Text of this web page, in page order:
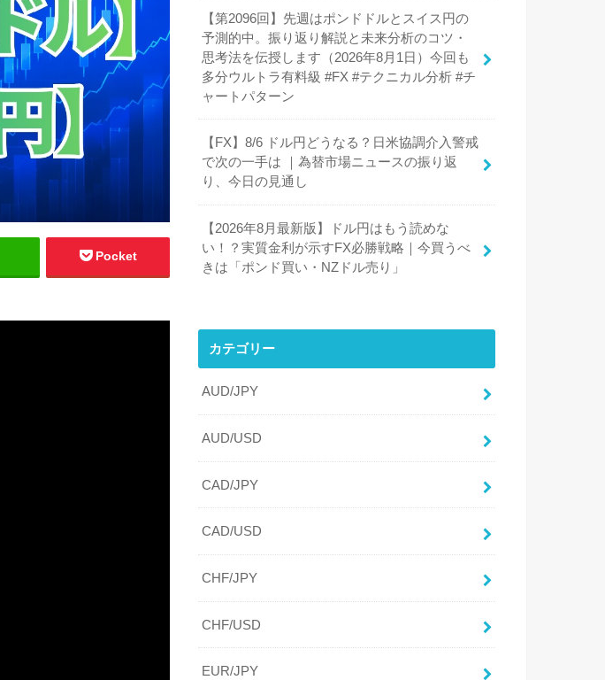
Pocket
【第2096回】先週はポンドドルとスイス円の
予測的中。振り返り解説と未来分析のコツ・
思考法を伝授します（2026年8月1日）今回も
多分ウルトラ有料級 #FX #テクニカル分析 #チ
ャートパターン
【FX】8/6 ドル円どうなる？日米協調介入警戒
で次の一手は ｜為替市場ニュースの振り返
り、今日の見通し
【2026年8月最新版】ドル円はもう読めな
い！？実質金利が示すFX必勝戦略｜今買うべ
きは「ポンド買い・NZドル売り」
カテゴリー
AUD/JPY
AUD/USD
CAD/JPY
CAD/USD
CHF/JPY
CHF/USD
EUR/JPY